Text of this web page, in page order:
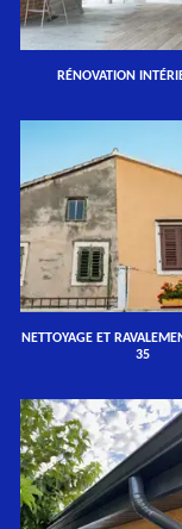
RÉNOVATION
NETTOYAGE ET
35